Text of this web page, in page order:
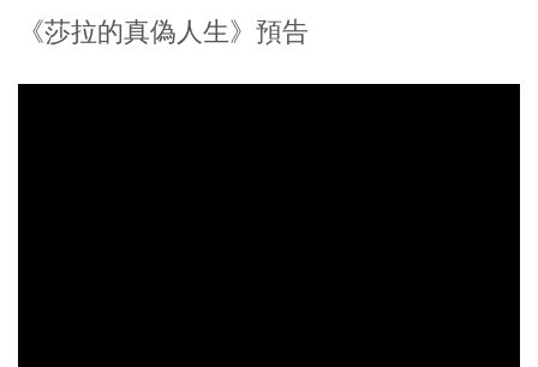
《莎拉的真偽人生》預告